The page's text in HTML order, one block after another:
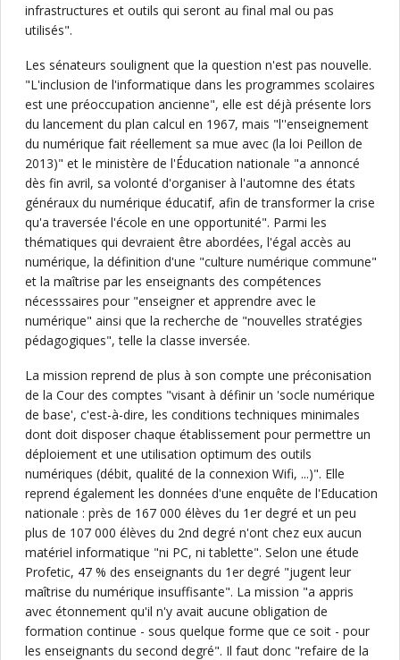
infrastructures et outils qui seront au final mal ou pas
utilisés".
Les sénateurs soulignent que la question n'est pas nouvelle.
"L'inclusion de l'informatique dans les programmes scolaires
est une préoccupation ancienne", elle est déjà présente lors
du lancement du plan calcul en 1967, mais "l''enseignement
du numérique fait réellement sa mue avec (la loi Peillon de
2013)" et le ministère de l'Éducation nationale "a annoncé
dès fin avril, sa volonté d'organiser à l'automne des états
généraux du numérique éducatif, afin de transformer la crise
qu'a traversée l'école en une opportunité". Parmi les
thématiques qui devraient être abordées, l'égal accès au
numérique, la définition d'une "culture numérique commune"
et la maîtrise par les enseignants des compétences
nécesssaires pour "enseigner et apprendre avec le
numérique" ainsi que la recherche de "nouvelles stratégies
pédagogiques", telle la classe inversée.
La mission reprend de plus à son compte une préconisation
de la Cour des comptes "visant à définir un 'socle numérique
de base', c'est-à-dire, les conditions techniques minimales
dont doit disposer chaque établissement pour permettre un
déploiement et une utilisation optimum des outils
numériques (débit, qualité de la connexion Wifi, ...)". Elle
reprend également les données d'une enquête de l'Education
nationale : près de 167 000 élèves du 1er degré et un peu
plus de 107 000 élèves du 2nd degré n'ont chez eux aucun
matériel informatique "ni PC, ni tablette". Selon une étude
Profetic, 47 % des enseignants du 1er degré "jugent leur
maîtrise du numérique insuffisante". La mission "a appris
avec étonnement qu'il n'y avait aucune obligation de
formation continue - sous quelque forme que ce soit - pour
les enseignants du second degré". Il faut donc "refaire de la